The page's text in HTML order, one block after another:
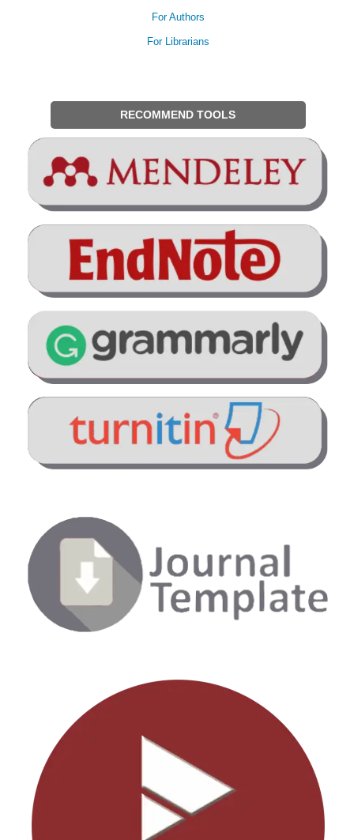
For Authors
For Librarians
RECOMMEND TOOLS